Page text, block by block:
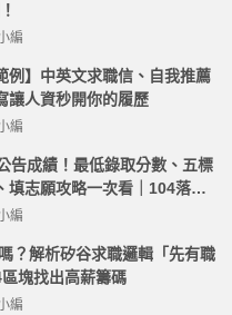
編
例】中英文求職信、自我推薦
讓人資秒開你的履歷
編
告成績！最低錄取分數、五標
填志願攻略一次看｜104落點
編
？解析矽谷求職邏輯「先有職
塊找出高薪籌碼
編